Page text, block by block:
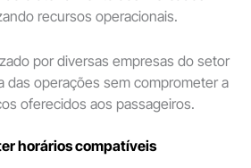
recursos operacionais.
por diversas empresas do setor
das operações sem comprometer a
oferecidos aos passageiros.
horários compatíveis